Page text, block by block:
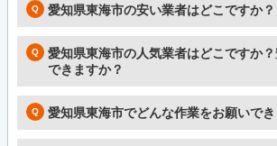
愛知県東海市の安い業者はどこですか？
愛知県東海市の人気業者はどこですか
できますか？
愛知県東海市でどんな作業をお願いでき